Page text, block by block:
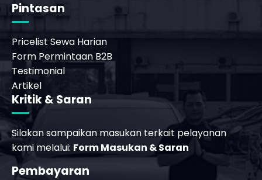
Pintasan
Pricelist Sewa Harian
Form Permintaan B2B
Testimonial
Artikel
Kritik & Saran
Silakan sampaikan masukan terkait pelayanan
kami melalui: Form Masukan & Saran
Pembayaran